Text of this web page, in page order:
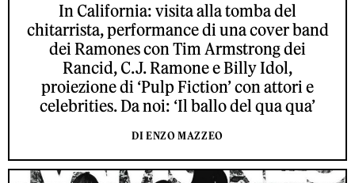
In California: visita alla tomba del
chitarrista, performance di una cover band
dei Ramones con Tim Armstrong dei
Rancid, C.J. Ramone e Billy Idol,
proiezione di ‘Pulp Fiction’ con attori e
celebrities. Da noi: ‘Il ballo del qua qua’
DI ENZO MAZZEO